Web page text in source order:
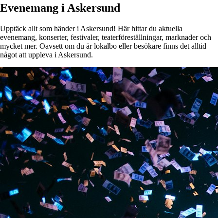
Evenemang i Askersund
Upptäck allt som händer i Askersund! Här hittar du aktuella
evenemang, konserter, festivaler, teaterföreställningar, marknader och
mycket mer. Oavsett om du är lokalbo eller besökare finns det alltid
något att uppleva i Askersund.